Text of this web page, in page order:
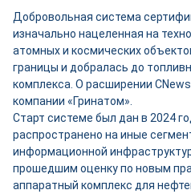
Добровольная система
изначально нацеленная на
атомных и космических
границы и добралась до
комплекса. О расширении
компании «Гринатом».
Старт системе был дан в 2024
распространено на иные
информационной
прошедшим оценку по новым
аппаратный комплекс для